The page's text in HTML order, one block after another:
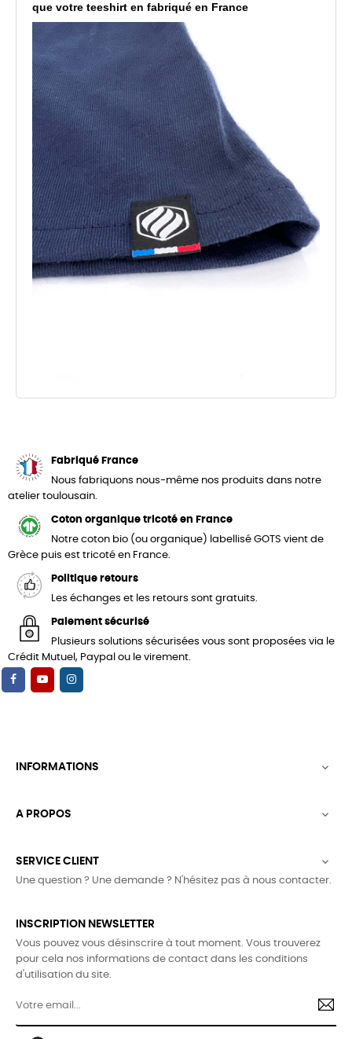
que votre teeshirt en fabriqué en France
Fabriqué France
Nous fabriquons nous-même nos produits dans notre
atelier toulousain.
Coton organique tricoté en France
Notre coton bio (ou organique) labellisé GOTS vient de
Grèce puis est tricoté en France.
Politique retours
Les échanges et les retours sont gratuits.
Paiement sécurisé
Plusieurs solutions sécurisées vous sont proposées via le
Crédit Mutuel, Paypal ou le virement.
INFORMATIONS 
A PROPOS 
SERVICE CLIENT 
Une question ? Une demande ? N'hésitez pas à nous contacter.
INSCRIPTION NEWSLETTER
Vous pouvez vous désinscrire à tout moment. Vous trouverez
pour cela nos informations de contact dans les conditions
d'utilisation du site.